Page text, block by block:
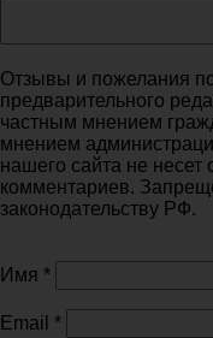
Отзывы и пожелания
предварительного
частным мнением
мнением
нашего сайта не несет
комментариев.
законодательству РФ.
Имя *
Email *